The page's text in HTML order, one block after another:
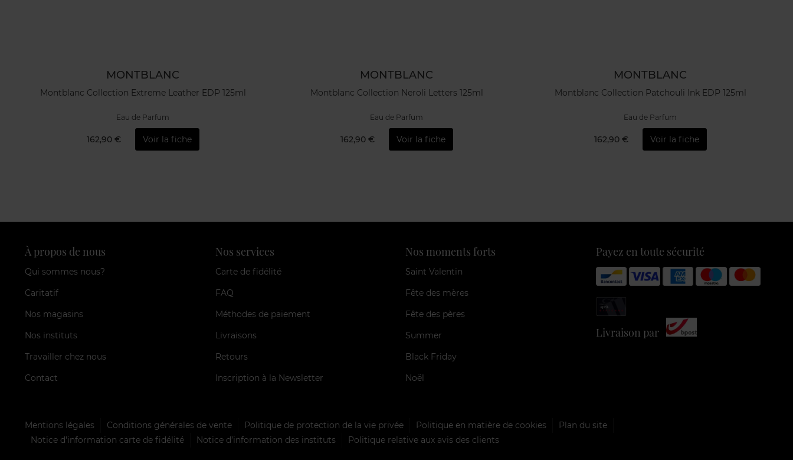
MONTBLANC
Montblanc Collection Extreme Leather EDP 125ml
Eau de Parfum
162,90 € Voir la fiche
MONTBLANC
Montblanc Collection Neroli Letters 125ml
Eau de Parfum
162,90 € Voir la fiche
MONTBLANC
Montblanc Collection Patchouli Ink EDP 125ml
Eau de Parfum
162,90 € Voir la fiche
À propos de nous
Qui sommes nous?
Caritatif
Nos magasins
Nos instituts
Travailler chez nous
Contact
Nos services
Carte de fidélité
FAQ
Méthodes de paiement
Livraisons
Retours
Inscription à la Newsletter
Nos moments forts
Saint Valentin
Fête des mères
Fête des pères
Summer
Black Friday
Noël
Payez en toute sécurité
Livraison par
Mentions légales Conditions générales de vente Politique de protection de la vie privée Politique en matière de cookies
Plan du site
Notice d'information carte de fidélité
Notice d’information des instituts Politique relative aux avis des clients